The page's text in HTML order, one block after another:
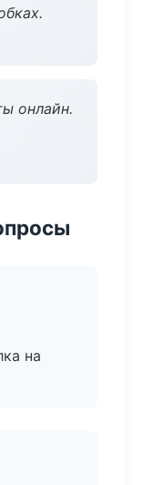
онлайн.
на